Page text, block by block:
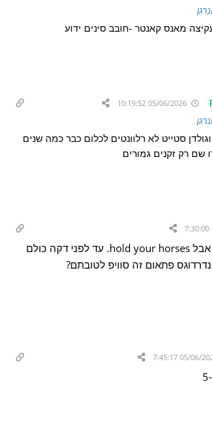
מאנס קאנטר -חובב סינים ידוע
סטייט לא רלוונטים לכלום כבר כמה שנים
שם רק זקנים גמורים
מצטרף להתרגשות אבל hold your horses. עד לפני דקה כולם
פתאום זה סוויפ לטובתם?